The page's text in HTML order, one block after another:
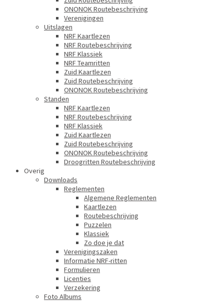
ONONOK Routebeschrijving
Verenigingen
Uitslagen
NRF Kaartlezen
NRF Routebeschrijving
NRF Klassiek
NRF Teamritten
Zuid Kaartlezen
Zuid Routebeschrijving
ONONOK Routebeschrijving
Standen
NRF Kaartlezen
NRF Routebeschrijving
NRF Klassiek
Zuid Kaartlezen
Zuid Routebeschrijving
ONONOK Routebeschrijving
Droogritten Routebeschrijving
Overig
Downloads
Reglementen
Algemene Reglementen
Kaartlezen
Routebeschrijving
Puzzelen
Klassiek
Zo doe je dat
Verenigingszaken
Informatie NRF-ritten
Formulieren
Licenties
Verzekering
Foto Albums